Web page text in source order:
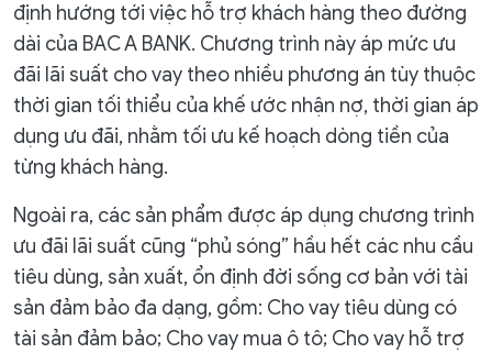
định hướng tới việc hỗ trợ khách hàng theo đường
dài của BAC A BANK. Chương trình này áp mức ưu
đãi lãi suất cho vay theo nhiều phương án tùy thuộc
thời gian tối thiểu của khế ước nhận nợ, thời gian áp
dụng ưu đãi, nhằm tối ưu kế hoạch dòng tiền của
từng khách hàng.
Ngoài ra, các sản phẩm được áp dụng chương trình
ưu đãi lãi suất cũng “phủ sóng” hầu hết các nhu cầu
tiêu dùng, sản xuất, ổn định đời sống cơ bản với tài
sản đảm bảo đa dạng, gồm: Cho vay tiêu dùng có
tài sản đảm bảo; Cho vay mua ô tô; Cho vay hỗ trợ